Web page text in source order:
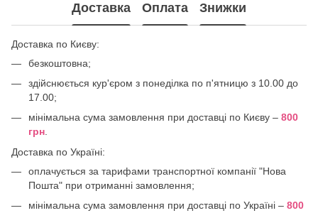
Доставка Оплата Знижки
Доставка по Києву:
безкоштовна;
здійснюється кур'єром з понеділка по п'ятницю з 10.00 до
17.00;
мінімальна сума замовлення при доставці по Києву – 800
грн.
Доставка по Україні:
оплачується за тарифами транспортної компанії "Нова
Пошта" при отриманні замовлення;
мінімальна сума замовлення при доставці по Україні – 800